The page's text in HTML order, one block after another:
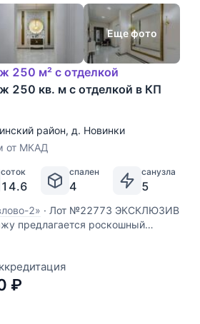
Еще фото
250 м² с отделкой
250 кв. м с отделкой в КП
район, д. Новинки
от МКАД
соток
14.6
спален
4
санузла
5
2» · Лот №22773 ЭКСКЛЮЗИВ
предлагается роскошный
кв.м. в престижном поселке
км от МКАД по Новорижскому
выполнен с отделкой под ключ,
₽